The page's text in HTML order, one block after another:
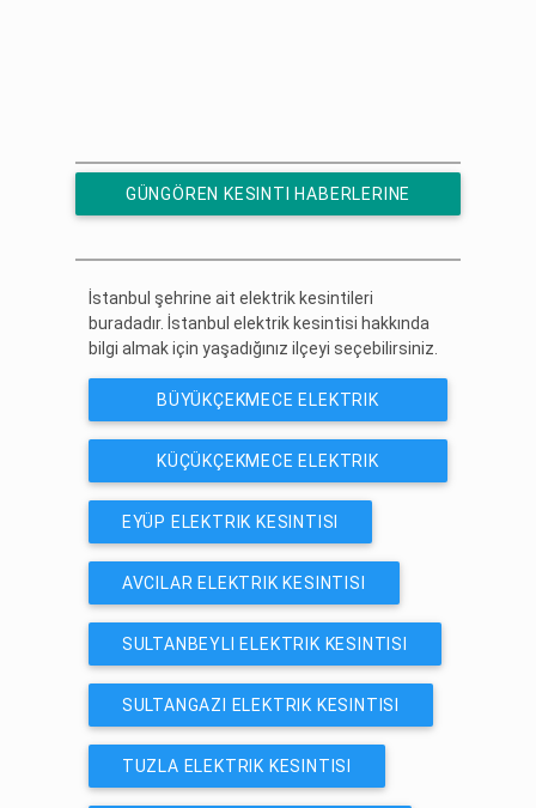
GÜNGÖREN KESINTI HABERLERINE
İstanbul şehrine ait elektrik kesintileri
buradadır. İstanbul elektrik kesintisi hakkında
bilgi almak için yaşadığınız ilçeyi seçebilirsiniz.
BÜYÜKÇEKMECE ELEKTRIK
KESINTISI
KÜÇÜKÇEKMECE ELEKTRIK
KESINTISI
EYÜP ELEKTRIK KESINTISI
AVCILAR ELEKTRIK KESINTISI
SULTANBEYLI ELEKTRIK KESINTISI
SULTANGAZI ELEKTRIK KESINTISI
TUZLA ELEKTRIK KESINTISI